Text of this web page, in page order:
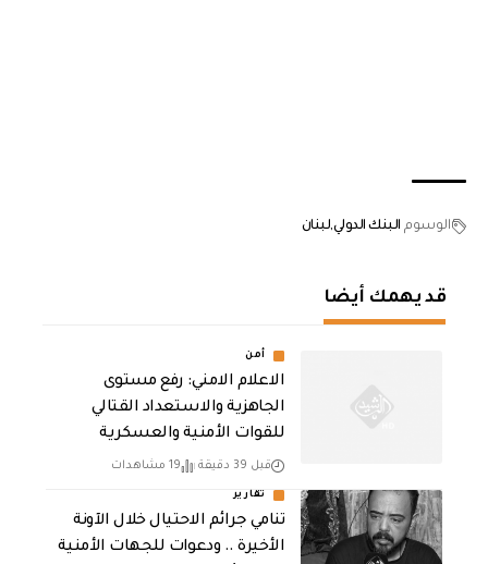
الوسوم البنك الدوليلبنان
قد يهمك أيضا
أمن
الاعلام الامني: رفع مستوى
الجاهزية والاستعداد القتالي
للقوات الأمنية والعسكرية
قبل 39 دقيقة 19 مشاهدات
تقارير
تنامي جرائم الاحتيال خلال الآونة
الأخيرة .. ودعوات للجهات الأمنية